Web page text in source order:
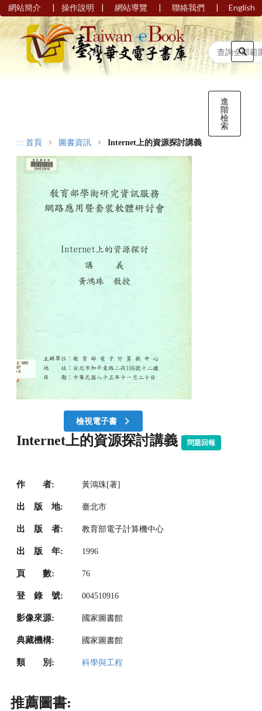
網站簡介 | 操作說明 | 網站導覽 | 聯絡我們 | English
進
階
檢
索
::: 首頁 圖書資訊 Internet上的資源探討講義
檢視電子書
Internet上的資源探討講義 問題回報
作 者: 黃鴻珠[著]
出 版 地: 臺北市
出 版 者: 教育部電子計算機中心
出 版 年: 1996
頁 數: 76
登 錄 號: 004510916
影像來源: 國家圖書館
典藏機構: 國家圖書館
類 別: 科學與工程
推薦圖書: